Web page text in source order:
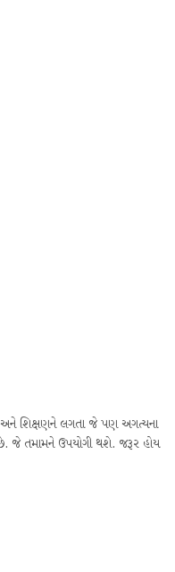
અને શિક્ષણને લગતા જે પણ અગત્યના
જે તમામને ઉપયોગી થશે. જરૂર હોય